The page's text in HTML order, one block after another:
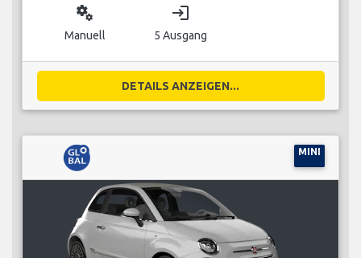
miscellaneous_services
Manuell
login
5 Ausgang
DETAILS ANZEIGEN...
MINI